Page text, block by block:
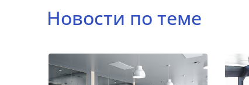
Новости по теме